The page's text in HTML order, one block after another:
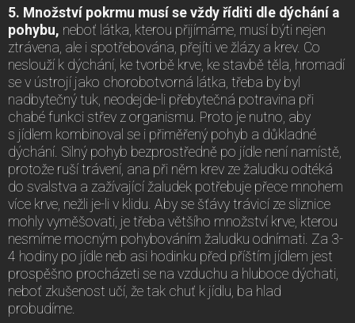
5. Množství pokrmu musí se vždy říditi dle dýchání a
pohybu, neboť látka, kterou přijímáme, musí býti nejen
ztrávena, ale i spotřebována, přejíti ve žlázy a krev. Co
neslouží k dýchání, ke tvorbě krve, ke stavbě těla, hromadí
se v ústrojí jako chorobotvorná látka, třeba by byl
nadbytečný tuk, neodejde-li přebytečná potravina při
chabé funkci střev z organismu. Proto je nutno, aby
s jídlem kombinoval se i přiměřený pohyb a důkladné
dýchání. Silný pohyb bezprostředně po jídle není namístě,
protože ruší trávení, ana při něm krev ze žaludku odtéká
do svalstva a zažívající žaludek potřebuje přece mnohem
více krve, nežli je-li v klidu. Aby se šťávy trávicí ze sliznice
mohly vyměšovati, je třeba většího množství krve, kterou
nesmíme mocným pohybováním žaludku odnímati. Za 3-
4 hodiny po jídle neb asi hodinku před příštím jídlem jest
prospěšno procházeti se na vzduchu a hluboce dýchati,
neboť zkušenost učí, že tak chuť k jídlu, ba hlad
probudíme.